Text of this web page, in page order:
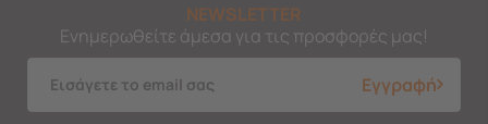
NEWSLETTER
Ενημερωθείτε άμεσα για τις προσφορές μας!
Εγγραφή